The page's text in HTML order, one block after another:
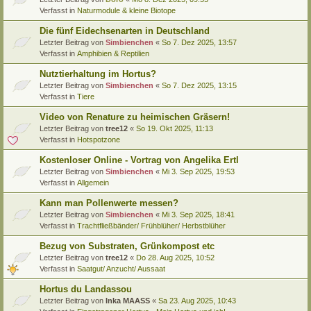
Verfasst in Naturmodule & kleine Biotope
Die fünf Eidechsenarten in Deutschland
Letzter Beitrag von Simbienchen « So 7. Dez 2025, 13:57
Verfasst in Amphibien & Reptilien
Nutztierhaltung im Hortus?
Letzter Beitrag von Simbienchen « So 7. Dez 2025, 13:15
Verfasst in Tiere
Video von Renature zu heimischen Gräsern!
Letzter Beitrag von tree12 « So 19. Okt 2025, 11:13
Verfasst in Hotspotzone
Kostenloser Online - Vortrag von Angelika Ertl
Letzter Beitrag von Simbienchen « Mi 3. Sep 2025, 19:53
Verfasst in Allgemein
Kann man Pollenwerte messen?
Letzter Beitrag von Simbienchen « Mi 3. Sep 2025, 18:41
Verfasst in Trachtfließbänder/ Frühblüher/ Herbstblüher
Bezug von Substraten, Grünkompost etc
Letzter Beitrag von tree12 « Do 28. Aug 2025, 10:52
Verfasst in Saatgut/ Anzucht/ Aussaat
Hortus du Landassou
Letzter Beitrag von Inka MAASS « Sa 23. Aug 2025, 10:43